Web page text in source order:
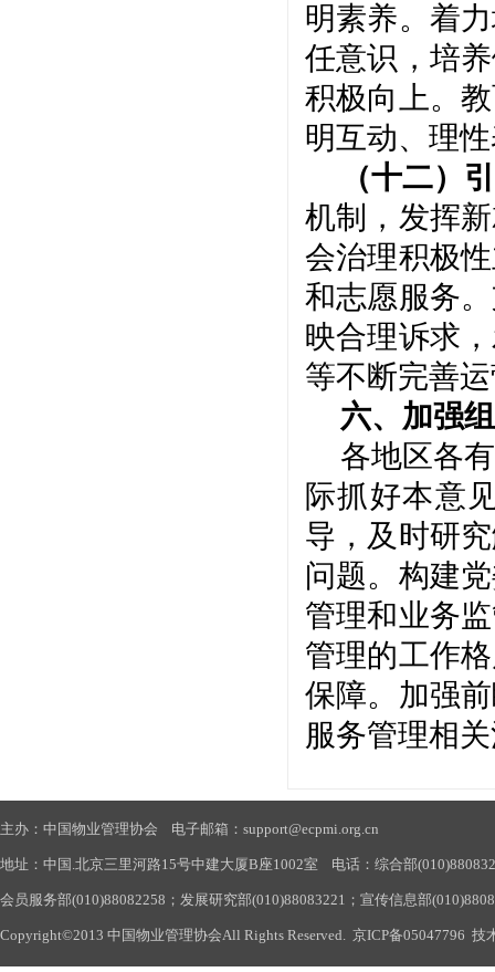
明素养。着
任意识，培
积极向上。
明互动、理
（十二）
机制，发挥
会治理积极
和志愿服务
映合理诉求
等不断完善
六、加强
各地区各
际抓好本意
导，及时研
问题。构建
管理和业务
管理的工作
保障。加强
服务管理相
主办：中国物业管理协会 电子邮箱：support@ecpmi.org.cn
地址：中国.北京三里河路15号中建大厦B座1002室 电话：综合部
会员服务部(010)88082258；发展研究部(010)88083221；宣传信息部
Copyright©2013 中国物业管理协会All Rights Reserved. 京ICP备05047796 技